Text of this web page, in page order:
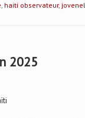
, haiti observateur, jovenel
2025